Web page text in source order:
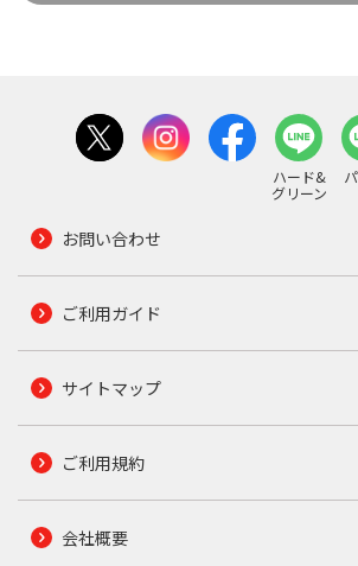
ハード&
グリーン
お問い合わせ
ご利用ガイド
サイトマップ
ご利用規約
会社概要